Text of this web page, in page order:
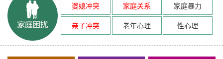
婆媳冲突 家庭关系
家庭暴力
亲子冲突
老年心理 性心理